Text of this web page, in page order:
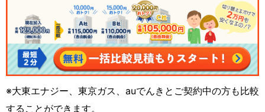
※大東エナジー、東京ガス、auでんきとご契約中の方も比較
することができます。